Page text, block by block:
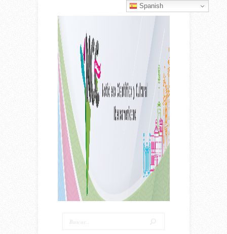
Spanish